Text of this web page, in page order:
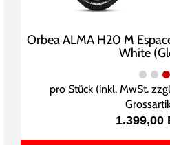
Orbea ALMA H20 M
White
pro Stück (inkl. MwSt.
1.399,00